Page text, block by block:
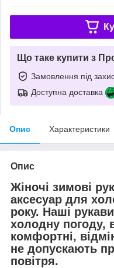
Що таке купити з
Замовлення під
Доступна доставка
Опис Характеристики
Опис
Жіночі зимові
аксесуар для
року. Наші
холодну погоду,
комфортні,
не допускають
повітря.